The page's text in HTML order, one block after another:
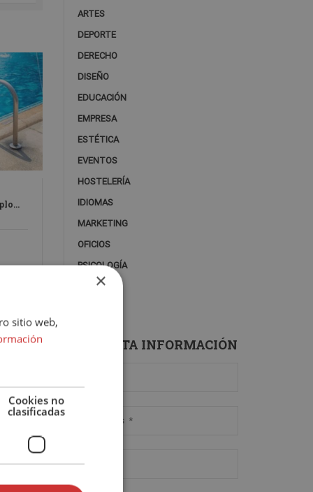
ARTES
DEPORTE
DERECHO
DISEÑO
EDUCACIÓN
EMPRESA
ESTÉTICA
EVENTOS
HOSTELERÍA
IDIOMAS
MARKETING
OFICIOS
PSICOLOGÍA
SALUD
SOLICITA INFORMACIÓN
×
sitio web,
Cookies no
clasificadas